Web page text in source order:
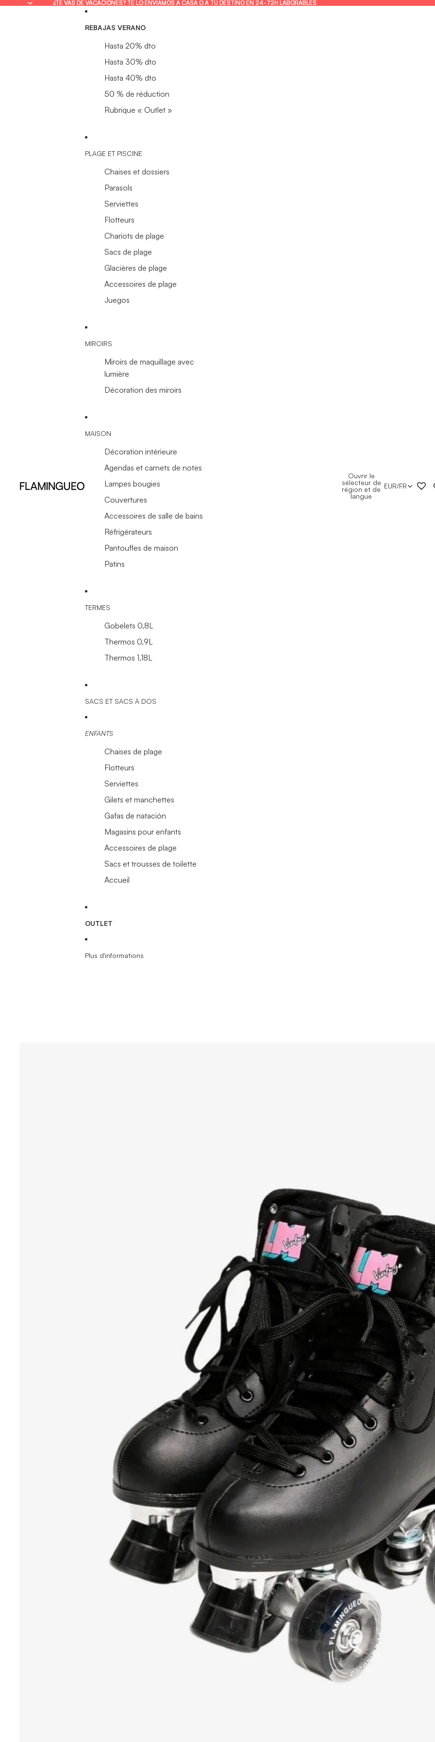
¿TE VAS DE VACACIONES? TE LO ENVIAMOS A CASA O A TU DESTINO EN 24-72H LABORABLES
¿TE VAS DE VACACIONES? TE LO ENVIAMOS A CASA O A TU DESTINO EN 24-72H LABORABLES
REBAJAS VERANO
Hasta 20% dto
Hasta 30% dto
Hasta 40% dto
50 % de réduction
Rubrique « Outlet »
PLAGE ET PISCINE
Chaises et dossiers
Parasols
Serviettes
Flotteurs
Chariots de plage
Sacs de plage
Glacières de plage
Accessoires de plage
Juegos
MIROIRS
Miroirs de maquillage avec
lumière
Décoration des miroirs
MAISON
Décoration intérieure
Agendas et carnets de notes
Lampes bougies
Couvertures
Accessoires de salle de bains
Réfrigérateurs
Pantoufles de maison
Patins
TERMES
Gobelets 0,8L
Thermos 0,9L
Thermos 1,18L
SACS ET SACS À DOS
ENFANTS
Chaises de plage
Flotteurs
Serviettes
Gilets et manchettes
Gafas de natación
Magasins pour enfants
Accessoires de plage
Sacs et trousses de toilette
Accueil
OUTLET
Plus d'informations
Ouvrir le
sélecteur de
région et de
langue
EUR/FR